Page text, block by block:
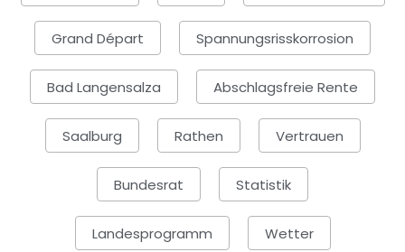
Grand Départ Spannungsrisskorrosion
Bad Langensalza Abschlagsfreie Rente
Saalburg Rathen Vertrauen
Bundesrat Statistik
Landesprogramm Wetter